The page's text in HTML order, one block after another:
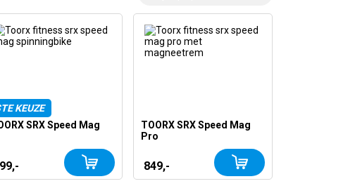
KEUZE
SRX Speed Mag
TOORX SRX Speed Mag
Pro
849,-